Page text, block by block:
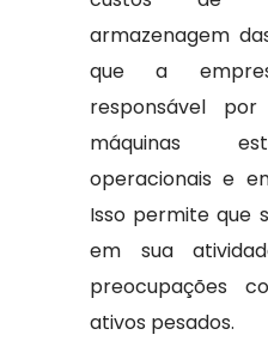
armazenagem
que a
responsável
máquinas
operacionais e
Isso permite que
em sua
preocupações
ativos pesados.